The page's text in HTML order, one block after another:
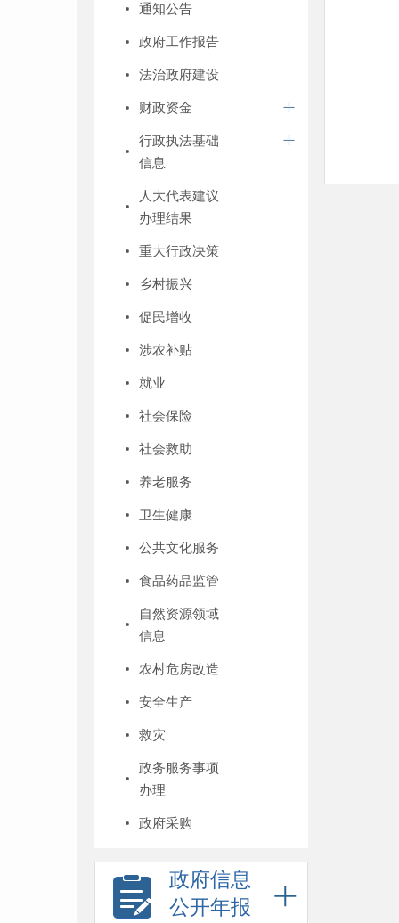
通知公告
政府工作报告
法治政府建设
财政资金
行政执法基础
信息
人大代表建议
办理结果
重大行政决策
乡村振兴
促民增收
涉农补贴
就业
社会保险
社会救助
养老服务
卫生健康
公共文化服务
食品药品监管
自然资源领域
信息
农村危房改造
安全生产
救灾
政务服务事项
办理
政府采购
政府信息
公开年报